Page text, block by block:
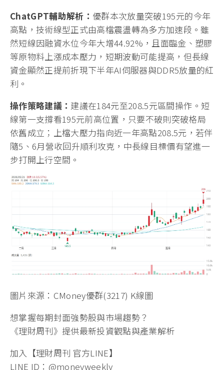
法人表示，儘管優群4月營收因中系筆電龍頭廠五一
長假生產放緩而暫時月減10.52%至3.17億元，累計前
4月營收年減1.87%，但這並未影響市場長線布局的信
心。根據TrendForce最新預估，2026年全球伺服器
(含AI伺服器)出貨量將年增12.8%，在CSP大廠加速建
置AI算力的推升下，高速連接器與架構升級的下半年
199元的本益比僅約15.7倍，加上今年預計配發達10
元的現金股利，具備極佳的下檔防禦性與高品質投資
價值。
ChatGPT輔助解析：
然短線因融資水位今年大增44.92%，且面臨金、塑膠
等原物料上漲成本壓力，短期波動可能提高，但長線
資金顯然正提前折現下半年AI伺服器與DDR5放量的紅
利。
操作策略建議：建議在184元至208.5元區間操作。短
線第一支撐看195元前高位置，只要不破則突破格局
依舊成立；上檔大壓力指向近一年高點208.5元，若伴
隨5、6月營收回升順利攻克，中長線目標價有望進一
步打開上行空間。